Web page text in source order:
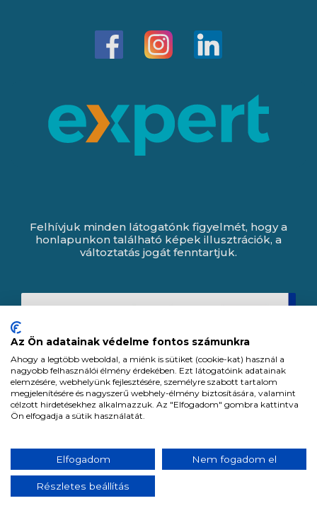
Felhívjuk minden látogatónk figyelmét, hogy a
honlapunkon található képek illusztrációk, a
változtatás jogát fenntartjuk.
Minden jog fenntartva. All rights reserved.
Tervezte és készítette:
Vision-Software, az Octopus 8 ERP forgalmazója.
Az Ön adatainak védelme fontos számunkra
Ahogy a legtöbb weboldal, a miénk is sütiket (cookie-kat) használ a
nagyobb felhasználói élmény érdekében. Ezt látogatóink adatainak
elemzésére, webhelyünk fejlesztésére, személyre szabott tartalom
megjelenítésére és nagyszerű webhely-élmény biztosítására, valamint
célzott hirdetésekhez alkalmazzuk. Az "Elfogadom" gombra kattintva
Ön elfogadja a sütik használatát.
Elfogadom Nem fogadom el
Részletes beállítás